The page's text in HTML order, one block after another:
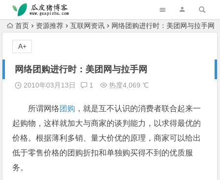
跳转到主内容
首页 资源推荐 互联网资讯 网络团购进行时：美团网与拉手网
网络团购进行时：美团网与拉手网
2010年03月13日 1 热度4,069 ℃
所谓网络团购 ，就是互不认识的消费者联合起来一
起购物，这样就加大与商家的谈判能力，以求得最优的
价格。根据薄利多销、量大价优的原理，商家可以给出
低于零售价格的团购折扣和单独购买得不到的优质服
务。
A+